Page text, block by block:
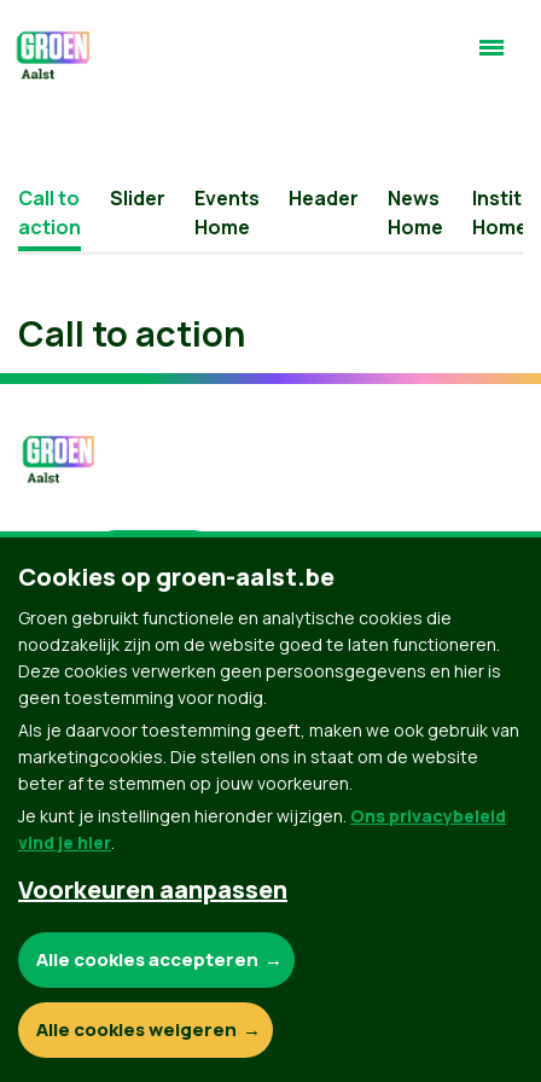
Call to
action
Slider
Events
Home
Header
News
Home
Home
Call to action
© Copyright Groen 2026 | Gemaakt metNationBuilder
Contact Privacybeleid
Cookies op groen-aalst.be
Groen gebruikt functionele en analytische cookies die
noodzakelijk zijn om de website goed te laten functioneren.
Deze cookies verwerken geen persoonsgegevens en hier is
geen toestemming voor nodig.
Als je daarvoor toestemming geeft, maken we ook gebruik van
marketingcookies. Die stellen ons in staat om de website
beter af te stemmen op jouw voorkeuren.
Je kunt je instellingen hieronder wijzigen. Ons privacybeleid
vind je hier.
Voorkeuren aanpassen
Functionele en analytische cookies:
Alle cookies accepteren
Alle cookies weigeren